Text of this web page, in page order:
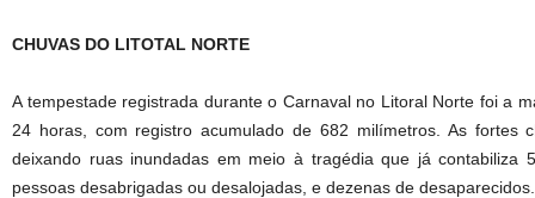
CHUVAS DO LITOTAL NORTE
A tempestade registrada durante o Carnaval no Litoral Norte foi a
24 horas, com registro acumulado de 682 milímetros. As fortes
deixando ruas inundadas em meio à tragédia que já contabiliza
pessoas desabrigadas ou desalojadas, e dezenas de desaparecidos.